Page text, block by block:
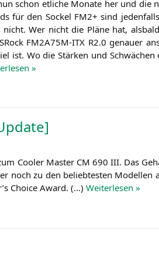
schon etli­che Mona­te her und die
für den Sockel FM2+ sind
Wer nicht die Plä­ne hat,
FM2A75M-ITX R2.0 genau­er
ist. Wo die Stär­ken und
»
Coo­ler Mas­ter CM 690III. Das
noch zu den belieb­tes­ten
Choice Award. (…) Wei­ter­le­sen »